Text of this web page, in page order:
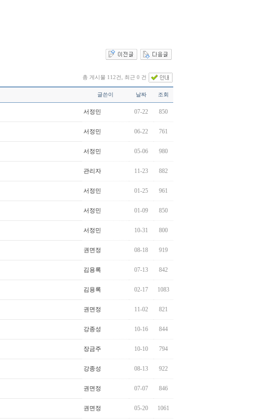
총 게시물 112건, 최근 0 건
글쓴이 날짜 조회
서정민 07-22 850
서정민 06-22 761
서정민 05-06 980
관리자 11-23 882
서정민 01-25 961
서정민 01-09 850
서정민 10-31 800
권면정 08-18 919
김용록 07-13 842
김용록 02-17 1083
권면정 11-02 821
강종성 10-16 844
장금주 10-10 794
강종성 08-13 922
권면정 07-07 846
권면정 05-20 1061